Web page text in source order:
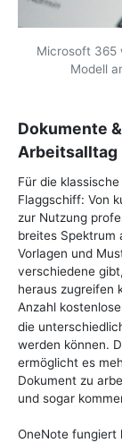
Microsoft 365
Modell
Dokumente
Arbeitsalltag
Für die
Flaggschiff: Von
zur Nutzung
breites Spektrum
Vorlagen und
verschiedene
heraus zugreifen
Anzahl
die
werden können.
ermöglicht es
Dokument zu
und sogar
OneNote fungiert